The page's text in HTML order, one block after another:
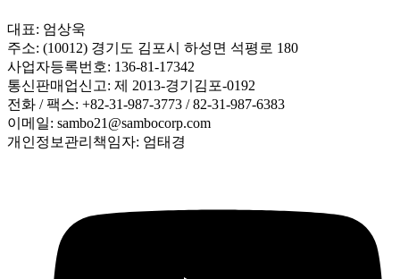
대표: 엄상욱
주소: (10012) 경기도 김포시 하성면 석평로 180
사업자등록번호: 136-81-17342
통신판매업신고: 제 2013-경기김포-0192
전화 / 팩스: +82-31-987-3773 / 82-31-987-6383
이메일: sambo21@sambocorp.com
개인정보관리책임자: 엄태경